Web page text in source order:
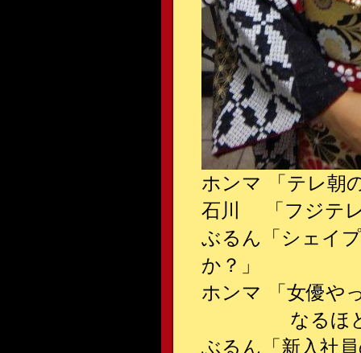
ホンマ 「テレ朝
石川 「フジテレ
ぶるん「シェイ
か？」
ホンマ 「女優や
なるほどな…
ぶるん「新入社